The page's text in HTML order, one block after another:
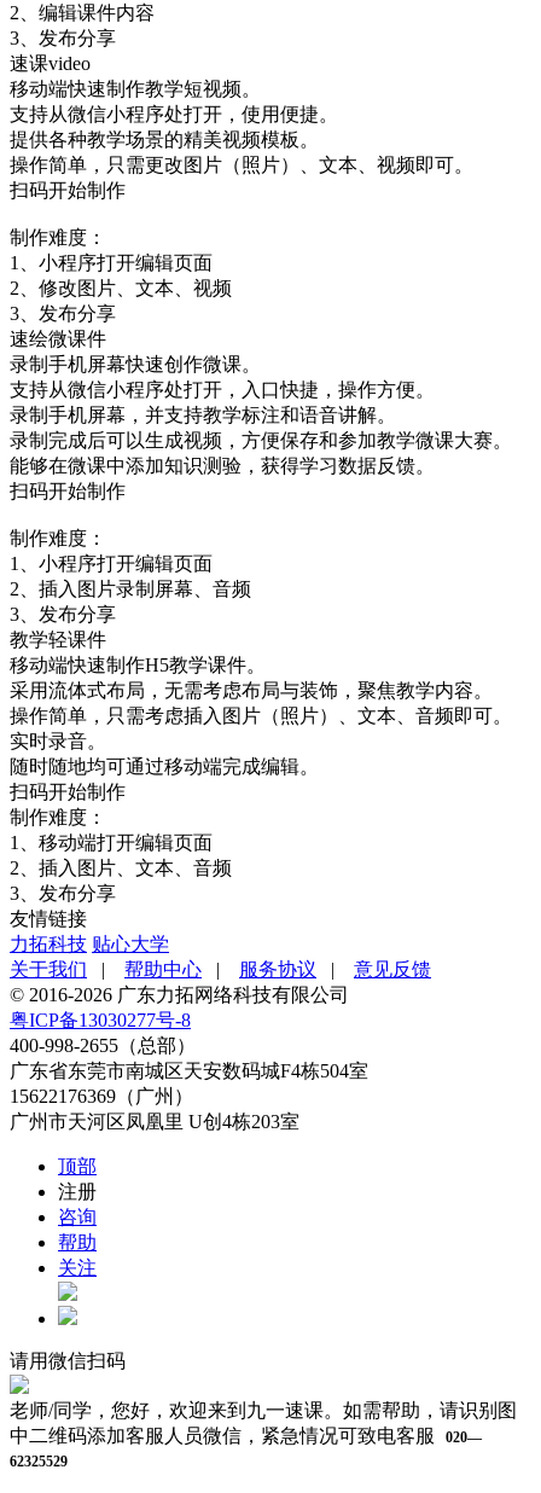
2、编辑课件内容
3、发布分享
速课video
移动端快速制作教学短视频。
支持从微信小程序处打开，使用便捷。
提供各种教学场景的精美视频模板。
操作简单，只需更改图片（照片）、文本、视频即可。
扫码开始制作
制作难度：
1、小程序打开编辑页面
2、修改图片、文本、视频
3、发布分享
速绘微课件
录制手机屏幕快速创作微课。
支持从微信小程序处打开，入口快捷，操作方便。
录制手机屏幕，并支持教学标注和语音讲解。
录制完成后可以生成视频，方便保存和参加教学微课大赛。
能够在微课中添加知识测验，获得学习数据反馈。
扫码开始制作
制作难度：
1、小程序打开编辑页面
2、插入图片录制屏幕、音频
3、发布分享
教学轻课件
移动端快速制作H5教学课件。
采用流体式布局，无需考虑布局与装饰，聚焦教学内容。
操作简单，只需考虑插入图片（照片）、文本、音频即可。
实时录音。
随时随地均可通过移动端完成编辑。
扫码开始制作
制作难度：
1、移动端打开编辑页面
2、插入图片、文本、音频
3、发布分享
友情链接
力拓科技 贴心大学
关于我们 | 帮助中心 | 服务协议 | 意见反馈
© 2016-2026 广东力拓网络科技有限公司
粤ICP备13030277号-8
400-998-2655（总部）
广东省东莞市南城区天安数码城F4栋504室
15622176369（广州）
广州市天河区凤凰里 U创4栋203室
顶部
注册
咨询
帮助
关注
请用微信扫码
老师/同学，您好，欢迎来到九一速课。如需帮助，请识别图
中二维码添加客服人员微信，紧急情况可致电客服
020—
62325529